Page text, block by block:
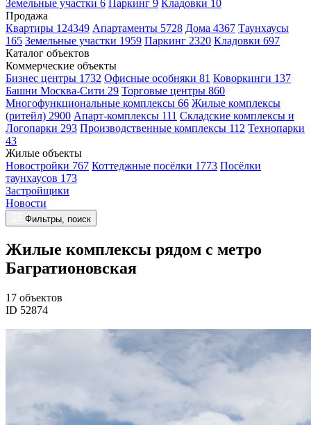
Земельные участки 6 Паркинг 9 Кладовки 10
Продажа
Квартиры 124349 Апартаменты 5728 Дома 4367 Таунхаусы
165 Земельные участки 1959 Паркинг 2320 Кладовки 697
Каталог объектов
Коммерческие объекты
Бизнес центры 1732 Офисные особняки 81 Коворкинги 137
Башни Москва-Сити 29 Торговые центры 860
Многофункциональные комплексы 66 Жилые комплексы
(ритейл) 2900 Апарт-комплексы 111 Складские комплексы и
Логопарки 293 Производственные комплексы 112 Технопарки
43
Жилые объекты
Новостройки 767 Коттеджные посёлки 1773 Посёлки
таунхаусов 173
Застройщики
Новости
Фильтры, поиск
Жилые комплексы рядом с метро
Багратионовская
17 объектов
ID 52874